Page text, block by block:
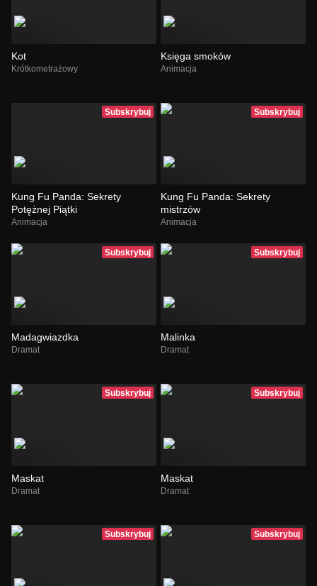
Kot
Krótkometrażowy
Księga smoków
Animacja
Subskrybuj
Kung Fu Panda: Sekrety
Potężnej Piątki
Animacja
Subskrybuj
Kung Fu Panda: Sekrety
mistrzów
Animacja
Subskrybuj
Madagwiazdka
Dramat
Subskrybuj
Malinka
Dramat
Subskrybuj
Maskat
Dramat
Subskrybuj
Maskat
Dramat
Subskrybuj Subskrybuj